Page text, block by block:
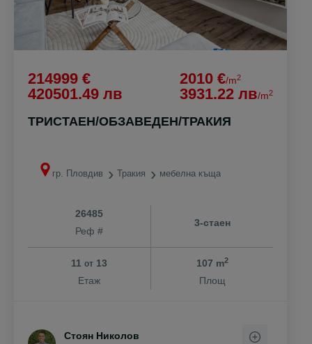
214999 €
420501.49 лв
2010 €/m2
3931.22 лв/m2
ТРИСТАЕН/ОБЗАВЕДЕН/ТРАКИЯ
гр. Пловдив Тракия мебелна къща
26485
Реф #
3-стаен
11 от 13
Етаж
107 m2
Площ
Стоян Николов